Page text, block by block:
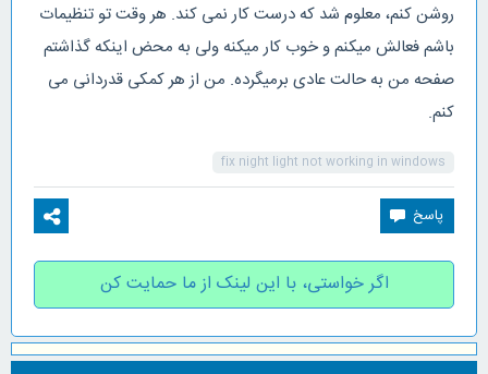
روشن کنم، معلوم شد که درست کار نمی کند. هر وقت تو تنظیمات
باشم فعالش میکنم و خوب کار میکنه ولی به محض اینکه گذاشتم
صفحه من به حالت عادی برمیگرده. من از هر کمکی قدردانی می
کنم.
fix night light not working in windows
اگر خواستی، با این لینک از ما حمایت کن